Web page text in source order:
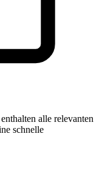
alle relevanten
schnelle